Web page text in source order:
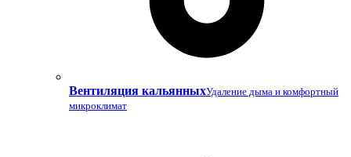
Вентиляция кальянныхУдаление дыма и комфортный
микроклимат